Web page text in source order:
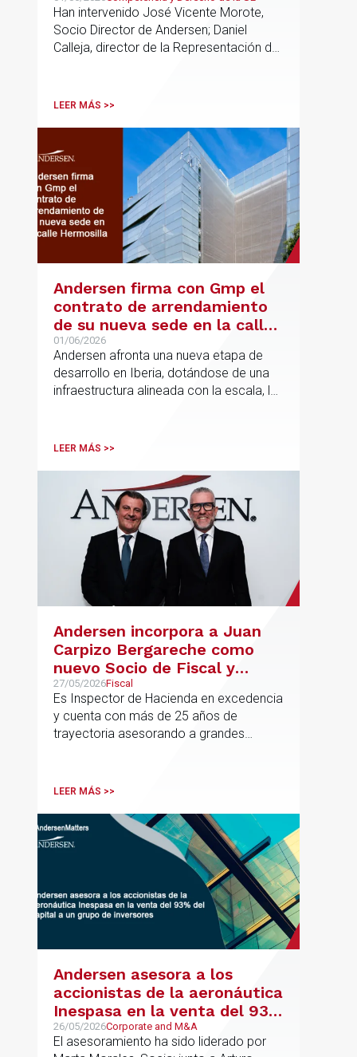
del Derecho de la UE en las
constituciones europeas
Han intervenido José Vicente Morote,
Socio Director de Andersen; Daniel
Calleja, director de la Representación de
jurídico y académico
LEER MÁS >>
Andersen firma con Gmp el
contrato de arrendamiento
de su nueva sede en la calle
Hermosilla
01/06/2026
Andersen afronta una nueva etapa de
desarrollo en Iberia, dotándose de una
infraestructura alineada con la escala, la
LEER MÁS >>
Andersen incorpora a Juan
Carpizo Bergareche como
nuevo Socio de Fiscal y
responsable de la práctica
ibérica de Fiscalidad Local
27/05/2026Fiscal
Es Inspector de Hacienda en excedencia
y cuenta con más de 25 años de
trayectoria asesorando a grandes
principalmente en los sectores
medioambiental
LEER MÁS >>
Andersen asesora a los
accionistas de la aeronáutica
Inespasa en la venta del 93%
del capital a un grupo de
inversores
26/05/2026Corporate and M&A
El asesoramiento ha sido liderado por